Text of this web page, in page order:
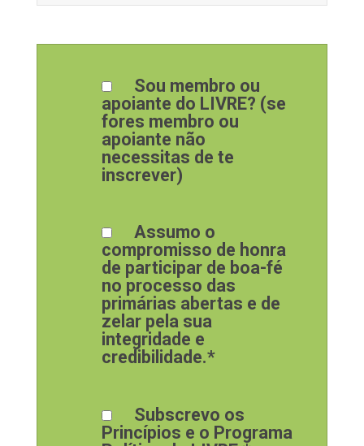
Sou membro ou
apoiante do LIVRE? (se
fores membro ou
apoiante não
necessitas de te
inscrever)
Assumo o
compromisso de honra
de participar de boa-fé
no processo das
primárias abertas e de
zelar pela sua
integridade e
credibilidade.*
Subscrevo os
Princípios e o Programa